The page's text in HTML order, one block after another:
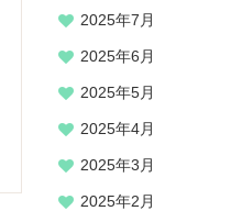
2025年7月
2025年6月
2025年5月
2025年4月
2025年3月
2025年2月